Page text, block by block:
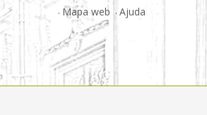
Mapa web Ajuda